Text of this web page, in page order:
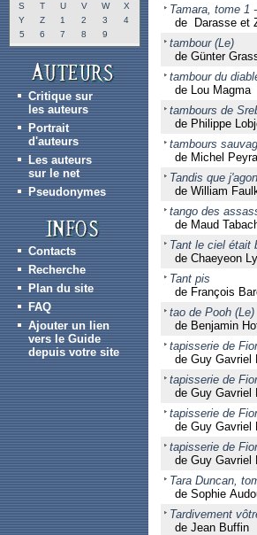
S
T U V W
X
Y
Z 1 2 3
4
5
6 7 8 9
Critique sur
les auteurs
Portrait
d'auteurs
Les auteurs
sur le net
Pseudonymes
Contacts
Recherche
Plan du site
FAQ
Ajouter un lien
vers le Guide
depuis votre site
Tamara, tome 1
de Darasse et
tambour (Le)
de Günter
tambour du
de Lou Magma
tambours de
de Philippe
tambours
de Michel
Tandis que
de William
tango des
de Maud
Tant le ciel était
de Chaeyeon
Tant pis
de François
tao de Pooh (Le)
de Benjamin
tapisserie de
de Guy Gavriel
tapisserie de
de Guy Gavriel
tapisserie de
de Guy Gavriel
tapisserie de
de Guy Gavriel
Tara Duncan,
de Sophie
Tardivement
de Jean Buffin